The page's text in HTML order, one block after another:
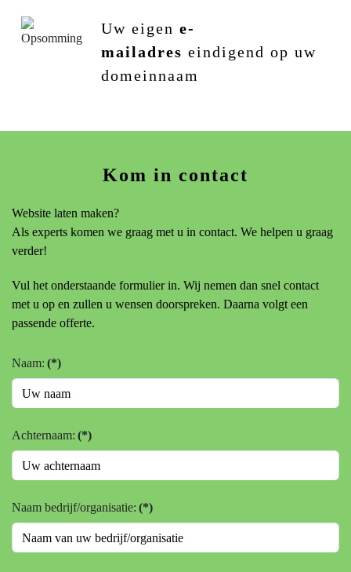
Uw eigen e-
mailadres eindigend op uw
domeinnaam
Kom in contact
Website laten maken?
Als experts komen we graag met u in contact. We helpen u graag
verder!
Vul het onderstaande formulier in. Wij nemen dan snel contact
met u op en zullen u wensen doorspreken. Daarna volgt een
passende offerte.
Naam: (*)
Achternaam: (*)
Naam bedrijf/organisatie: (*)